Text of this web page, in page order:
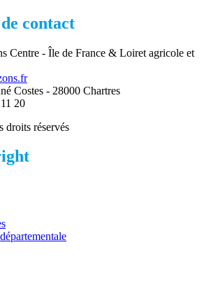
contact
Centre - Île de France & Loiret agricole et
Costes - 28000 Chartres
20
droits réservés